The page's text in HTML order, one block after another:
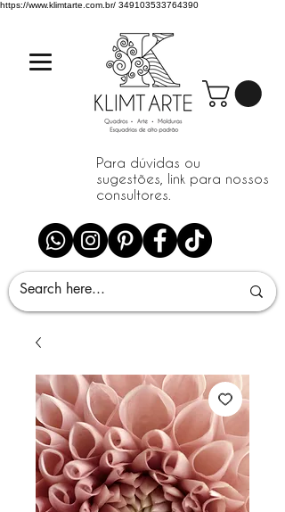
https://www.klimtarte.com.br/ 349103533764390
Para dúvidas ou
sugestões, link para nossos
consultores.